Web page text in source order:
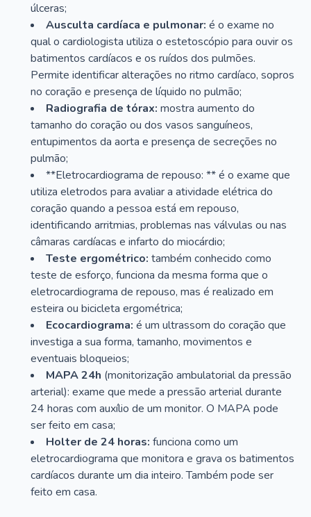
úlceras;
Ausculta cardíaca e pulmonar: é o exame no
qual o cardiologista utiliza o estetoscópio para ouvir os
batimentos cardíacos e os ruídos dos pulmões.
Permite identificar alterações no ritmo cardíaco, sopros
no coração e presença de líquido no pulmão;
Radiografia de tórax: mostra aumento do
tamanho do coração ou dos vasos sanguíneos,
entupimentos da aorta e presença de secreções no
pulmão;
**Eletrocardiograma de repouso: ** é o exame que
utiliza eletrodos para avaliar a atividade elétrica do
coração quando a pessoa está em repouso,
identificando arritmias, problemas nas válvulas ou nas
câmaras cardíacas e infarto do miocárdio;
Teste ergométrico: também conhecido como
teste de esforço, funciona da mesma forma que o
eletrocardiograma de repouso, mas é realizado em
esteira ou bicicleta ergométrica;
Ecocardiograma: é um ultrassom do coração que
investiga a sua forma, tamanho, movimentos e
eventuais bloqueios;
MAPA 24h (monitorização ambulatorial da pressão
arterial): exame que mede a pressão arterial durante
24 horas com auxílio de um monitor. O MAPA pode
ser feito em casa;
Holter de 24 horas: funciona como um
eletrocardiograma que monitora e grava os batimentos
cardíacos durante um dia inteiro. Também pode ser
feito em casa.